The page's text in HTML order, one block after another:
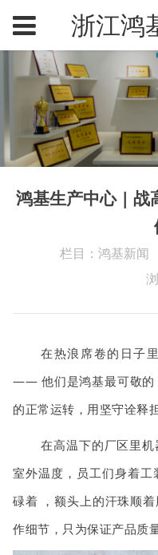
浙江鸿
鸿基生产中心 | 战
栏目：鸿基新闻
在热浪席卷的日子
—— 他们是鸿基最可敬的
的正常运转，用坚守诠释担
在高温下的厂区里
室外温度，员工们身着工
碌着 ，额头上的汗珠顺
作细节，只为保证产品质